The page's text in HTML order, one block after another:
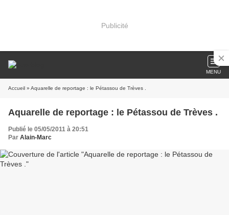
Publicité
MENU
Accueil » Aquarelle de reportage : le Pétassou de Trèves .
Aquarelle de reportage : le Pétassou de Trèves .
Publié le 05/05/2011 à 20:51
Par Alain-Marc